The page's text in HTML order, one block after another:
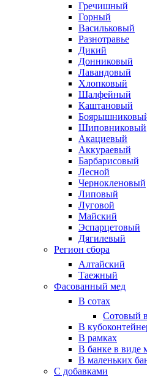
Гречишный
Горный
Васильковый
Разнотравье
Дикий
Донниковый
Лавандовый
Хлопковый
Шалфейный
Каштановый
Шиповниковый
Акациевый
Аккураевый
Барбарисовый
Лесной
Чернокленовый
Липовый
Луговой
Майский
Эспарцетовый
Дягилевый
Регион сбора
Алтайский
Таежный
Фасованный мед
В сотах
Сотовый
В
В рамках
В банке в виде
В маленьких
С добавками